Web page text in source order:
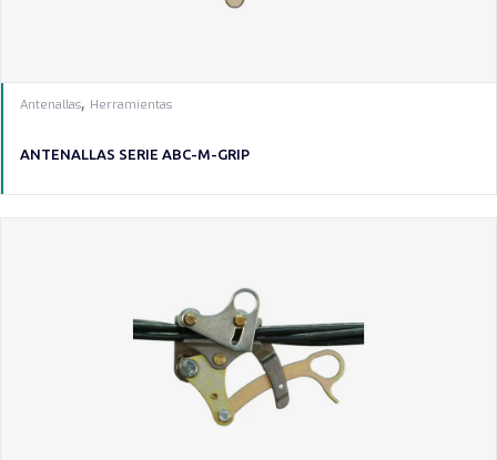
Antenallas, Herramientas
ANTENALLAS SERIE ABC-M-GRIP